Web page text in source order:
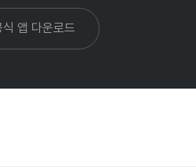
식 앱 다운로드